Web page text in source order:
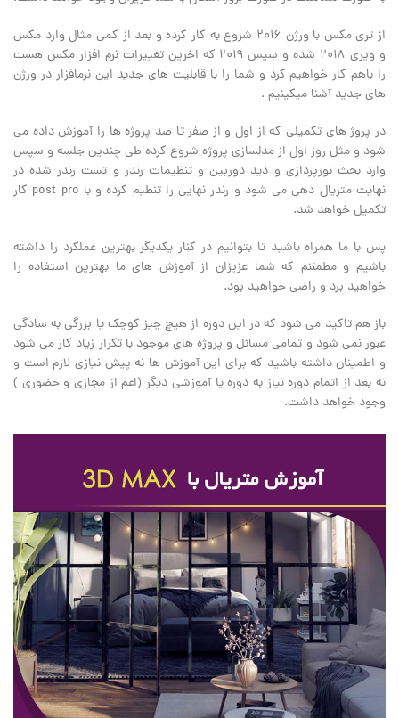
از تری مکس با ورژن 2016 شروع به کار کرده و بعد از کمی مثال وارد مکس
و ویری 2018 شده و سپس 2019 که اخرین تغییرات نرم افزار مکس هست
را باهم کار خواهیم کرد و شما را با قابلیت های جدید این نرمافزار در ورژن
های جدید آشنا میکینیم .
در پروژ های تکمیلی که از اول و از صفر تا صد پروژه ها را آموزش داده می
شود و مثل روز اول از مدلسازی پروژه شروع کرده طی چندین جلسه و سپس
وارد بحث نورپردازی و دید دوربین و تنظیمات رندر و تست رندر شده در
نهایت متریال دهی می شود و رندر نهایی را تنطیم کرده و با post pro کار
تکمیل خواهد شد.
پس با ما همراه باشید تا بتوانیم در کنار یکدیگر بهترین عملکرد را داشته
باشیم و مطمئنم که شما عزیزان از آموزش های ما بهترین استفاده را
خواهید برد و راضی خواهید بود.
باز هم تاکید می شود که در این دوره از هیچ چیز کوچک یا بزرگی به سادگی
عبور نمی شود و تمامی مسائل و پروژه های موجود با تکرار زیاد کار می شود
و اطمینان داشته باشید که برای این آموزش ها نه پیش نیازی لازم است و
نه بعد از اتمام دوره نیاز به دوره یا آموزشی دیگر (اعم از مجازی و حضوری )
وجود خواهد داشت.